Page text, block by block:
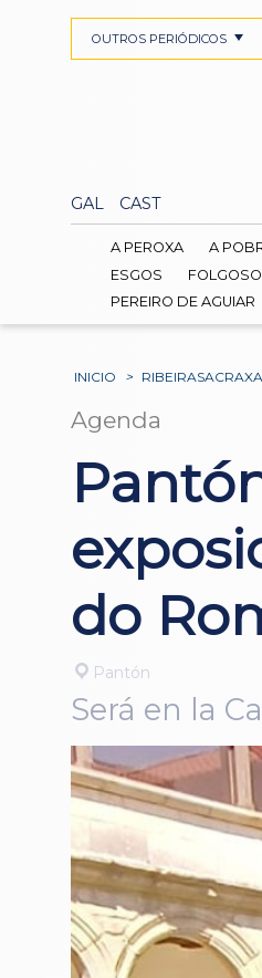
GAL CAST
OUTROS PERIÓDICOS
A PEROXA A
ESGOS
PEREIRO DE AGUIAR
INICIO > RIBEIRASACRAXA
Agenda
do
Pantón
Será en la